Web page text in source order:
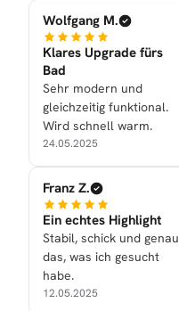
Wolfgang M.
Klares Upgrade fürs
Bad
Sehr modern und
gleichzeitig funktional.
Wird schnell warm.
24.05.2025
Franz Z.
Ein echtes Highlight
Stabil, schick und genau
das, was ich gesucht
habe.
12.05.2025